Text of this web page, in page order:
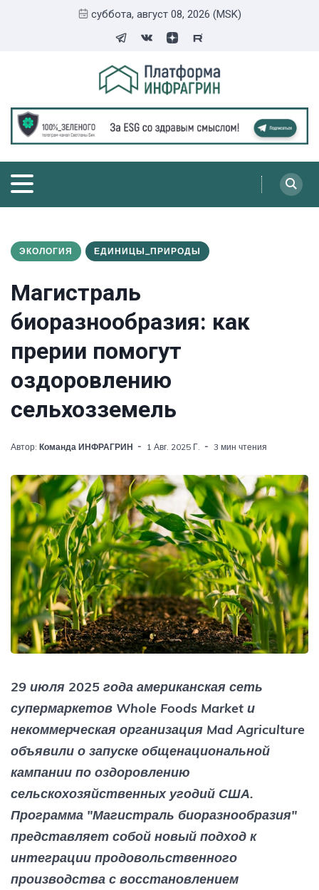
суббота, август 08, 2026 (MSK)
ЭКОЛОГИЯ ЕДИНИЦЫ_ПРИРОДЫ
Магистраль
биоразнообразия: как
прерии помогут
оздоровлению
сельхозземель
Автор: Команда ИНФРАГРИН 1 Авг. 2025 Г. 3 мин чтения
29 июля 2025 года американская сеть
супермаркетов Whole Foods Market и
некоммерческая организация Mad Agriculture
объявили о запуске общенациональной
кампании по оздоровлению
сельскохозяйственных угодий США.
Программа "Магистраль биоразнообразия"
представляет собой новый подход к
интеграции продовольственного
производства с восстановлением